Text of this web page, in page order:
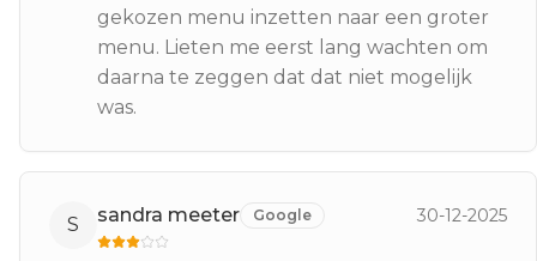
gekozen menu inzetten naar een groter
menu. Lieten me eerst lang wachten om
daarna te zeggen dat dat niet mogelijk
was.
S sandra meeter Google 30-12-2025